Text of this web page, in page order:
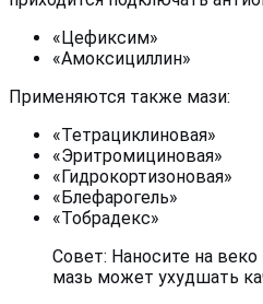
«Цефиксим»
«Амоксициллин»
Применяются также мази:
«Тетрациклиновая»
«Эритромициновая»
«Гидрокортизоновая»
«Блефарогель»
«Тобрадекс»
Совет: Наносите на
мазь может ухудшать